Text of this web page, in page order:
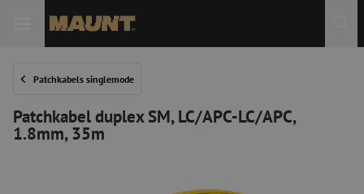
Patchkabels singlemode
Patchkabel duplex SM, LC/APC-LC/APC,
1.8mm, 35m